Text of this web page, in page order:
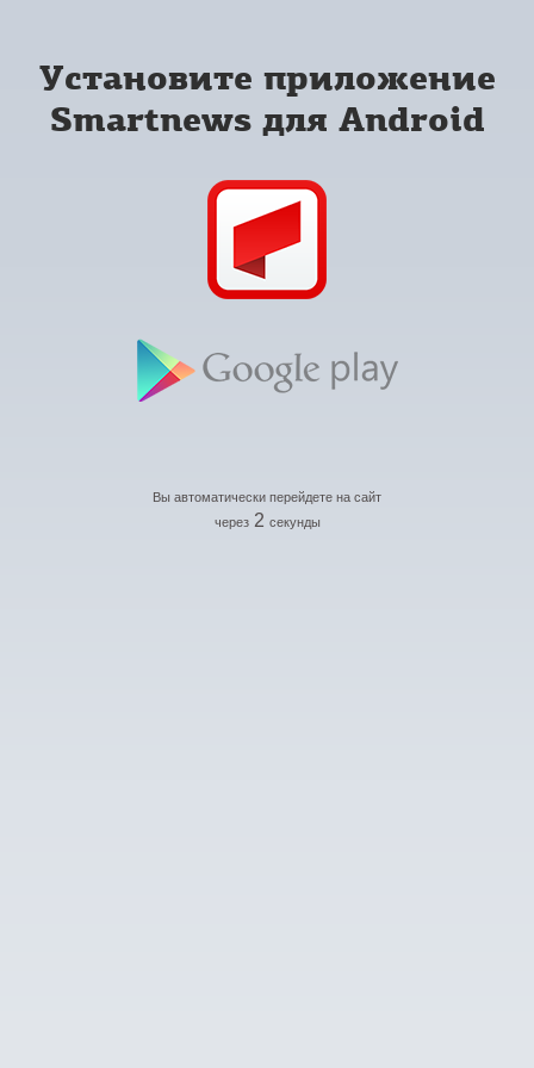
Установите приложение
Smartnews для Android
Вы автоматически перейдете на сайт
через 2 секунды